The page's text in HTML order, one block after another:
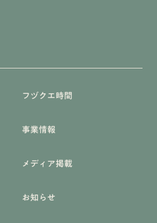
フヅクエ時間
事業情報
メディア掲載
お知らせ